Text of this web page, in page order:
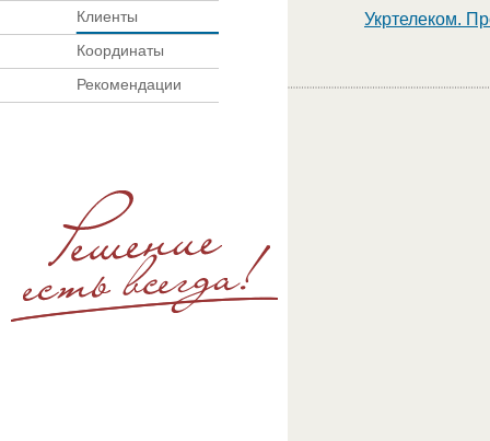
Клиенты
Координаты
Рекомендации
Укртелеком.